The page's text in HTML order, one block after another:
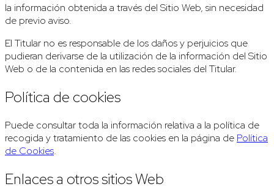
la información obtenida a través del Sitio Web, sin necesidad
de previo aviso.
El Titular no es responsable de los daños y perjuicios que
pudieran derivarse de la utilización de la información del Sitio
Web o de la contenida en las redes sociales del Titular.
Política de cookies
Puede consultar toda la información relativa a la política de
recogida y tratamiento de las cookies en la página de Política
de Cookies.
Enlaces a otros sitios Web